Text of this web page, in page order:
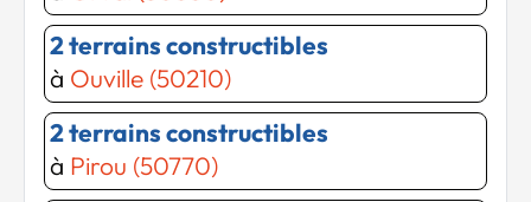
2 terrains constructibles
à Ouville (50210)
2 terrains constructibles
à Pirou (50770)